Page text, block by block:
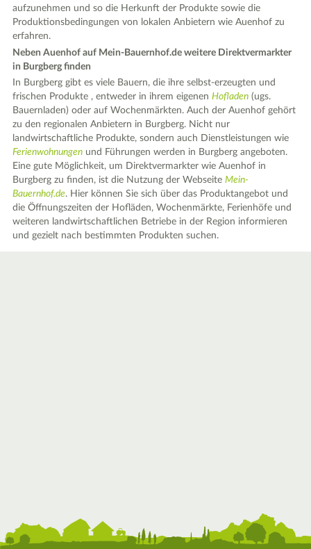
aufzunehmen und so die Herkunft der Produkte sowie die
Produktionsbedingungen von lokalen Anbietern wie Auenhof zu
erfahren.
Neben Auenhof auf Mein-Bauernhof.de weitere Direktvermarkter
in Burgberg finden
In Burgberg gibt es viele Bauern, die ihre selbst-erzeugten und
frischen Produkte , entweder in ihrem eigenenHofladen (ugs.
Bauernladen) oder auf Wochenmärkten. Auch der Auenhof gehört
zu den regionalen Anbietern in Burgberg. Nicht nur
landwirtschaftliche Produkte, sondern auch Dienstleistungen wie
Ferienwohnungen und Führungen werden in Burgberg angeboten.
Eine gute Möglichkeit, um Direktvermarkter wie Auenhof in
Burgberg zu finden, ist die Nutzung der WebseiteMein-
Bauernhof.de. Hier können Sie sich über das Produktangebot und
die Öffnungszeiten der Hofläden, Wochenmärkte, Ferienhöfe und
weiteren landwirtschaftlichen Betriebe in der Region informieren
und gezielt nach bestimmten Produkten suchen.